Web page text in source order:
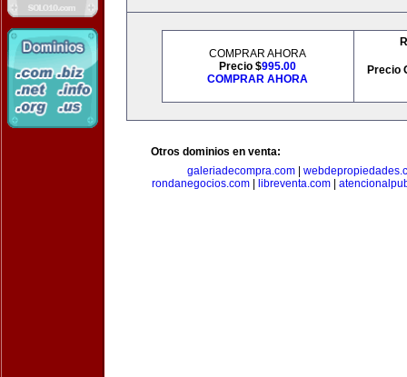
COMPRAR AHORA
Precio $995.00
COMPRAR AHORA
Precio
Otros dominios en venta:
galeriadecompra.com|
rondanegocios.com
libreventa.com